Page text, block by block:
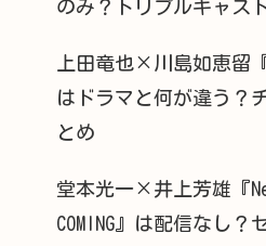
のみ？トリプルキャス
上田竜也×川島如恵留
はドラマと何が違う？
とめ
堂本光一×井上芳雄『
COMING』は配信なし